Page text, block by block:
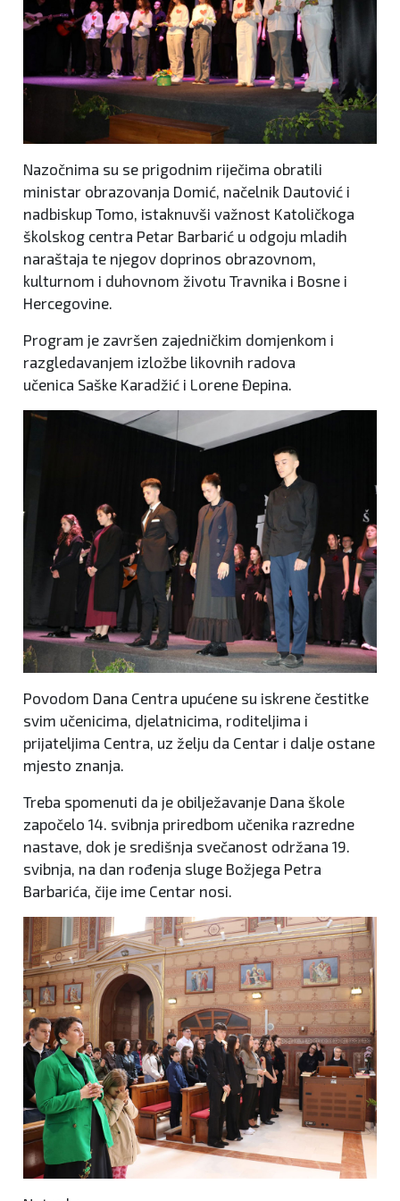
Nazočnima su se prigodnim riječima obratili
ministar obrazovanja Domić, načelnik Dautović i
nadbiskup Tomo, istaknuvši važnost Katoličkoga
školskog centra Petar Barbarić u odgoju mladih
naraštaja te njegov doprinos obrazovnom,
kulturnom i duhovnom životu Travnika i Bosne i
Hercegovine.
Program je završen zajedničkim domjenkom i
razgledavanjem izložbe likovnih radova
učenica Saške Karadžić i Lorene Đepina.
Povodom Dana Centra upućene su iskrene čestitke
svim učenicima, djelatnicima, roditeljima i
prijateljima Centra, uz želju da Centar i dalje ostane
mjesto znanja.
Treba spomenuti da je obilježavanje Dana škole
započelo 14. svibnja priredbom učenika razredne
nastave, dok je središnja svečanost održana 19.
svibnja, na dan rođenja sluge Božjega Petra
Barbarića, čije ime Centar nosi.